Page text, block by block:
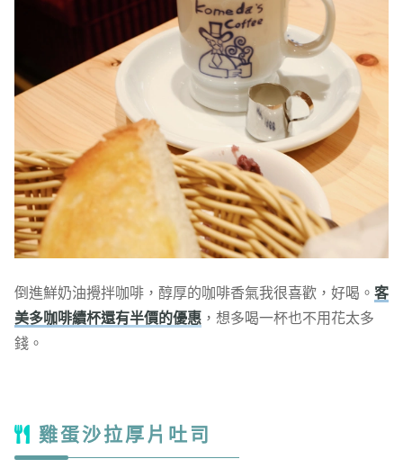
倒進鮮奶油攪拌咖啡，醇厚的咖啡香氣我很喜歡，好喝。 客
美多咖啡續杯還有半價的優惠，想多喝一杯也不用花太多
錢。
雞蛋沙拉厚片吐司